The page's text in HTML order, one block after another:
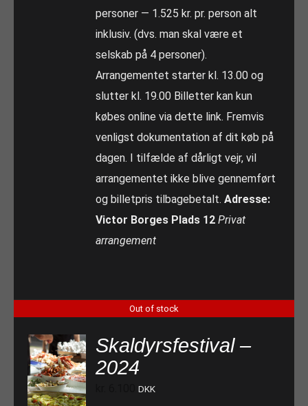
personer — 1.525 kr. pr. person alt
inklusiv. (dvs. man skal være et
selskab på 4 personer).
Arrangementet starter kl. 13.00 og
slutter kl. 19.00 Billetter kan kun
købes online via dette link. Fremvis
venligst dokumentation af dit køb på
dagen. I tilfælde af dårligt vejr, vil
arrangementet ikke blive gennemført
og billetpris tilbagebetalt.Adresse:
Victor Borges Plads 12 Privat
arrangement
Out of stock
Skaldyrsfestival –
2024
DKK